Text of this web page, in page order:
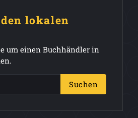
lokalen
um einen Buchhändler in
Suchen